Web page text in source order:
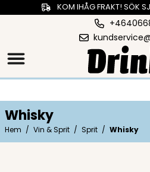
KOM IHÅG FRAKT! SÖK
Whisky
Hem / Vin & Sprit / Sprit / Whisky